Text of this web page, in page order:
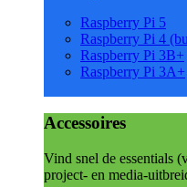
Raspberry Pi 5
Raspberry Pi 4
Raspberry Pi 3B+
Raspberry Pi 3A+
Accessoires
Vind snel de essentials
project- en media-